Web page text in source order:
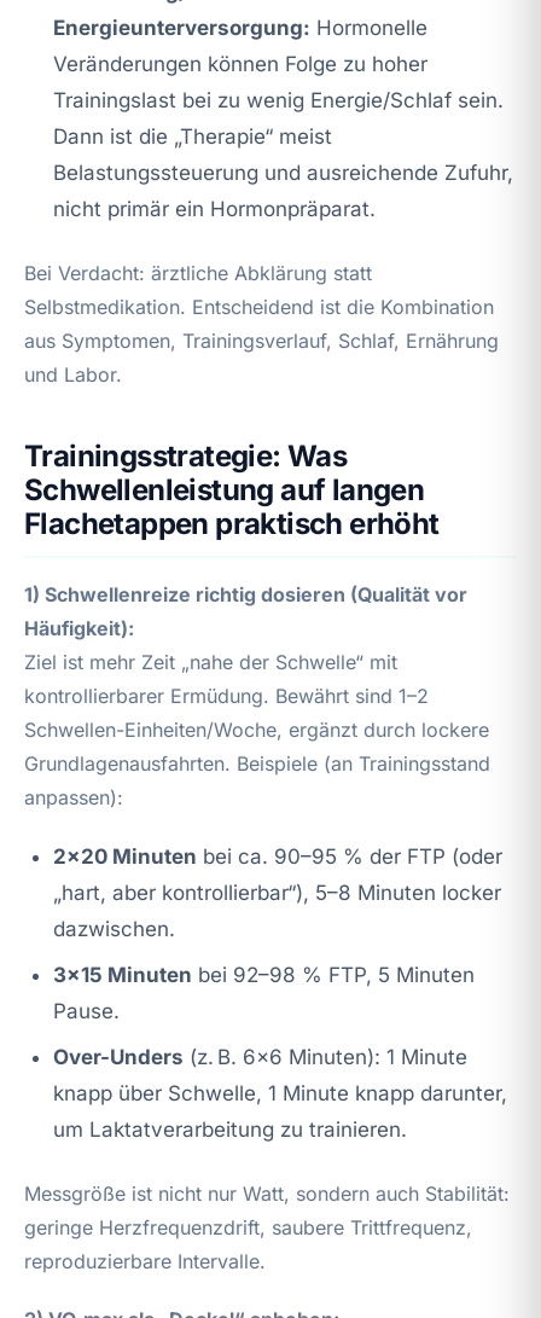
Energieunterversorgung: Hormonelle
Veränderungen können Folge zu hoher
Trainingslast bei zu wenig Energie/Schlaf sein.
Dann ist die „Therapie“ meist
Belastungssteuerung und ausreichende Zufuhr,
nicht primär ein Hormonpräparat.
Bei Verdacht: ärztliche Abklärung statt
Selbstmedikation. Entscheidend ist die Kombination
aus Symptomen, Trainingsverlauf, Schlaf, Ernährung
und Labor.
Trainingsstrategie: Was
Schwellenleistung auf langen
Flachetappen praktisch erhöht
1) Schwellenreize richtig dosieren (Qualität vor
Häufigkeit):
Ziel ist mehr Zeit „nahe der Schwelle“ mit
kontrollierbarer Ermüdung. Bewährt sind 1–2
Schwellen-Einheiten/Woche, ergänzt durch lockere
Grundlagenausfahrten. Beispiele (an Trainingsstand
anpassen):
2×20 Minuten bei ca. 90–95 % der FTP (oder
„hart, aber kontrollierbar“), 5–8 Minuten locker
dazwischen.
3×15 Minuten bei 92–98 % FTP, 5 Minuten
Pause.
Over-Unders (z. B. 6×6 Minuten): 1 Minute
knapp über Schwelle, 1 Minute knapp darunter,
um Laktatverarbeitung zu trainieren.
Messgröße ist nicht nur Watt, sondern auch Stabilität:
geringe Herzfrequenzdrift, saubere Trittfrequenz,
reproduzierbare Intervalle.